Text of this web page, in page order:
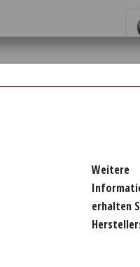
Weitere
erhalten